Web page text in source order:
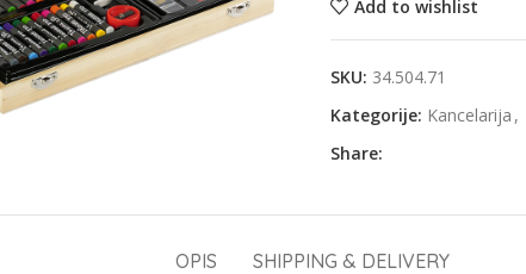
Add to wishlist
SKU: 34.504.71
Kategorije: Kancelarija ,
Share:
OPIS SHIPPING & DELIVERY